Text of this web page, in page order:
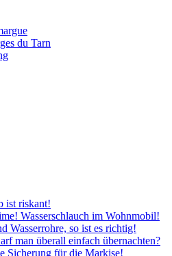
du Tarn
ist riskant!
Wasserschlauch im Wohnmobil!
Wasserrohre, so ist es richtig!
man überall einfach übernachten?
Sicherung für die Markise!